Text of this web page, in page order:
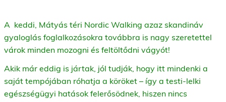
A keddi, Mátyás téri Nordic Walking azaz skandináv
gyaloglás foglalkozásokra továbbra is nagy szeretettel
várok minden mozogni és feltöltődni vágyót!
Akik már eddig is jártak, jól tudják, hogy itt mindenki a
saját tempójában róhatja a köröket – így a testi-lelki
egészségügyi hatások felerősödnek, hiszen nincs